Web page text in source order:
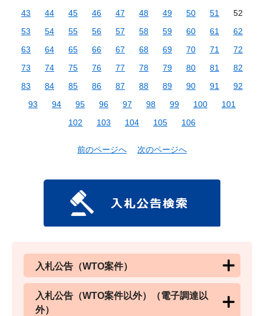
43
44 45 46 47 48 49 50 51
52
53
54 55 56 57 58 59 60 61
62
63
64 65 66 67 68 69 70 71
72
73
74 75 76 77 78 79 80 81
82
83
84 85 86 87 88 89 90 91
92
93
94 95 96 97 98 99 100
101
102
103 104 105 106
前のページへ 次のページへ
入札公告（WTO案件）
入札公告（WTO案件以外）（電子調達以
外）